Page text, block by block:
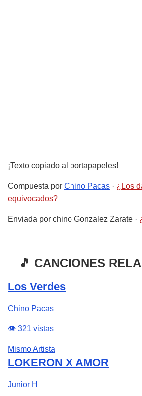
¡Texto copiado al portapapeles!
Compuesta por Chino Pacas · ¿Los
equivocados?
Enviada por chino Gonzalez Zarate ·
🎵 CANCIONES
Los Verdes
Chino Pacas
👁️ 321 vistas
Mismo Artista
LOKERON X AMOR
Junior H